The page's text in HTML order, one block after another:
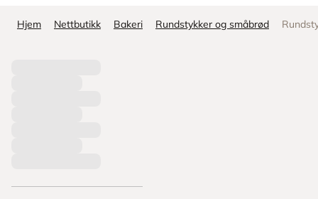
Hjem Nettbutikk Bakeri Rundstykker og småbrød